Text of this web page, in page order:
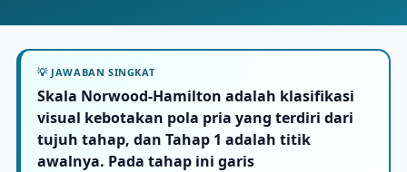
💡 JAWABAN SINGKAT
Skala Norwood-Hamilton adalah klasifikasi
visual kebotakan pola pria yang terdiri dari
tujuh tahap, dan Tahap 1 adalah titik
awalnya. Pada tahap ini garis